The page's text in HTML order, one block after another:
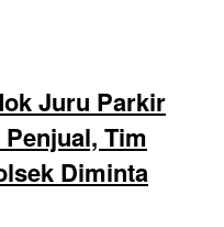
Juru Parkir
Tim
Diminta